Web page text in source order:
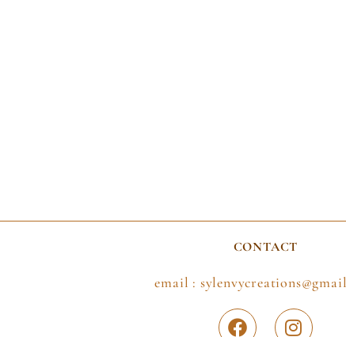
CONTACT
email :